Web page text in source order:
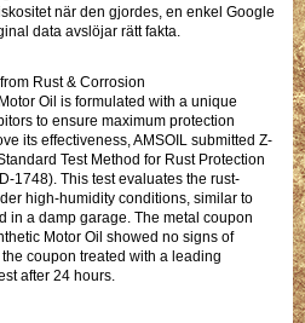
när den gjordes, en enkel Google
data avslöjar rätt fakta.
Rust & Corrosion
Oil is formulated with a unique
to ensure maximum protection
its effectiveness, AMSOIL submitted Z-
Test Method for Rust Protection
1748). This test evaluates the rust-
high-humidity conditions, similar to
in a damp garage. The metal coupon
Motor Oil showed no signs of
coupon treated with a leading
after 24 hours.